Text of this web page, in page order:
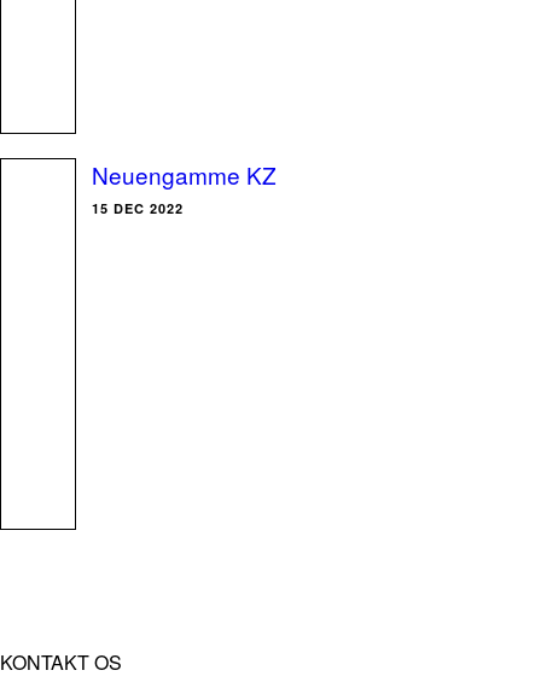
Neuengamme KZ
15 DEC 2022
KONTAKT OS